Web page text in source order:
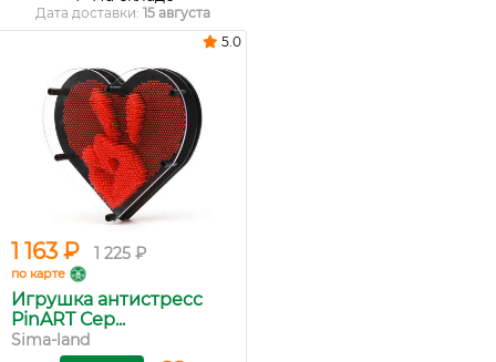
Дата доставки: 15 августа
1 163 ₽ 1 225 ₽
по карте
Игрушка антистресс
PinART Сер...
Sima-land
5.0